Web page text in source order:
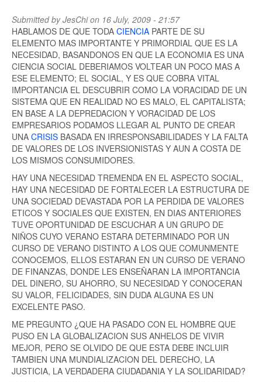
Submitted byJesChion 16 July, 2009 - 21:57
HABLAMOS DE QUE TODA CIENCIA PARTE DE SU
ELEMENTO MAS IMPORTANTE Y PRIMORDIAL QUE ES LA
NECESIDAD, BASANDONOS EN QUE LA ECONOMIA ES UNA
CIENCIA SOCIAL DEBERIAMOS VOLTEAR UN POCO MAS A
ESE ELEMENTO; EL SOCIAL, Y ES QUE COBRA VITAL
IMPORTANCIA EL DESCUBRIR COMO LA VORACIDAD DE UN
SISTEMA QUE EN REALIDAD NO ES MALO, EL CAPITALISTA;
EN BASE A LA DEPREDACION Y VORACIDAD DE LOS
EMPRESARIOS PODAMOS LLEGAR AL PUNTO DE CREAR
UNA CRISIS BASADA EN IRRESPONSABILIDADES Y LA FALTA
DE VALORES DE LOS INVERSIONISTAS Y AUN A COSTA DE
LOS MISMOS CONSUMIDORES.
HAY UNA NECESIDAD TREMENDA EN EL ASPECTO SOCIAL,
HAY UNA NECESIDAD DE FORTALECER LA ESTRUCTURA DE
UNA SOCIEDAD DEVASTADA POR LA PERDIDA DE VALORES
ETICOS Y SOCIALES QUE EXISTEN, EN DIAS ANTERIORES
TUVE OPORTUNIDAD DE ESCUCHAR A UN GRUPO DE
NIÑOS CUYO VERANO ESTARA DETERMINADO POR UN
CURSO DE VERANO DISTINTO A LOS QUE COMUNMENTE
CONOCEMOS, ELLOS ESTARAN EN UN CURSO DE VERANO
DE FINANZAS, DONDE LES ENSEÑARAN LA IMPORTANCIA
DEL DINERO, SU AHORRO, SU NECESIDAD Y CONOCERAN
SU VALOR, FELICIDADES, SIN DUDA ALGUNA ES UN
EXCELENTE PASO.
ME PREGUNTO ¿QUE HA PASADO CON EL HOMBRE QUE
PUSO EN LA GLOBALIZACION SUS ANHELOS DE VIVIR
MEJOR, PERO SE OLVIDO DE QUE ESTA DEBE INCLUIR
TAMBIEN UNA MUNDIALIZACION DEL DERECHO, LA
JUSTICIA, LA VERDADERA CIUDADANIA Y LA SOLIDARIDAD?